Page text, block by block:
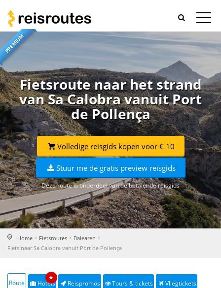
PREMIUM
Fietsroute naar het strand
van Sa Calobra vanuit Port
de Pollença
Volledige reisgids kopen voor € 10
Stuur me de gratis preview reisgids
Deze route is onderdeel van de betalende reisgids
Home Fietsroutes
Balearen
Fiets naar Sa Calobra vanuit Port de Pollença
Route Hotels
★
Reispromos Tours & tickets Vliegtickets